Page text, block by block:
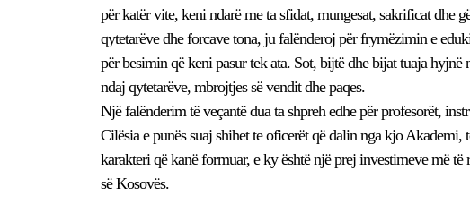
për katër vite, keni ndarë me ta sfidat, mungesat, sakrificat dhe
qytetarëve dhe forcave tona, ju falënderoj për frymëzimin e
për besimin që keni pasur tek ata. Sot, bijtë dhe bijat tuaja
ndaj qytetarëve, mbrojtjes së vendit dhe paqes.
Një falënderim të veçantë dua ta shpreh edhe për profesorët,
Cilësia e punës suaj shihet te oficerët që dalin nga kjo
karakteri që kanë formuar, e ky është një prej investimeve më
së Kosovës.